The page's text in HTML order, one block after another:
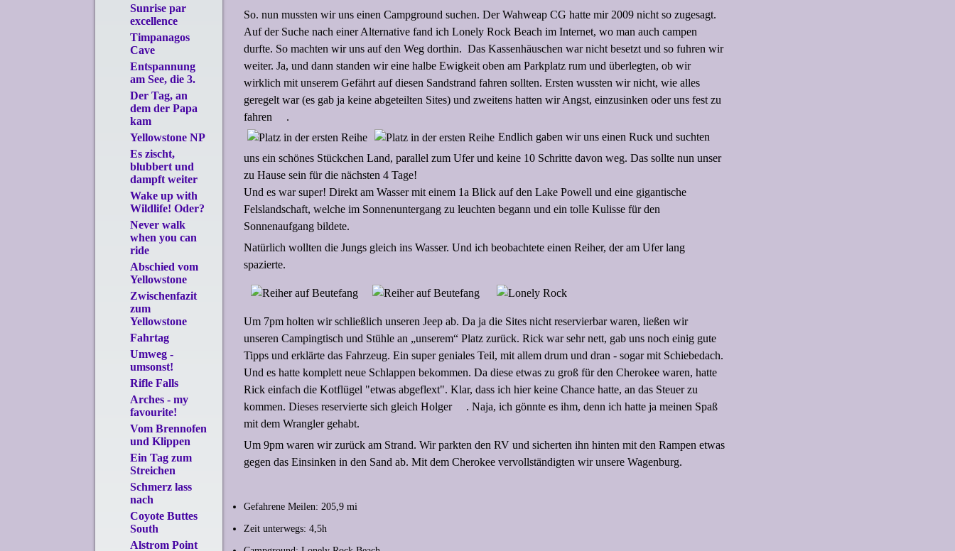
Sunrise par
excellence
Timpanagos
Cave
Entspannung
am See, die 3.
Der Tag, an
dem der Papa
kam
Yellowstone NP
Es zischt,
blubbert und
dampft weiter
Wake up with
Wildlife! Oder?
Never walk
when you can
ride
Abschied vom
Yellowstone
Zwischenfazit
zum
Yellowstone
Fahrtag
Umweg -
umsonst!
Rifle Falls
Arches - my
favourite!
Vom Brennofen
und Klippen
Ein Tag zum
Streichen
Schmerz lass
nach
Coyote Buttes
South
Alstrom Point
So. nun mussten wir uns einen Campground suchen. Der Wahweap CG hatte mir 2009 nicht so zugesagt.
Auf der Suche nach einer Alternative fand ich Lonely Rock Beach im Internet, wo man auch campen
durfte. So machten wir uns auf den Weg dorthin. Das Kassenhäuschen war nicht besetzt und so fuhren wir
weiter. Ja, und dann standen wir eine halbe Ewigkeit oben am Parkplatz rum und überlegten, ob wir
wirklich mit unserem Gefährt auf diesen Sandstrand fahren sollten. Ersten wussten wir nicht, wie alles
geregelt war (es gab ja keine abgeteilten Sites) und zweitens hatten wir Angst, einzusinken oder uns fest zu
fahren
.
Endlich gaben wir uns einen Ruck und suchten
uns ein schönes Stückchen Land, parallel zum Ufer und keine 10 Schritte davon weg. Das sollte nun unser
zu Hause sein für die nächsten 4 Tage!
Und es war super! Direkt am Wasser mit einem 1a Blick auf den Lake Powell und eine gigantische
Felslandschaft, welche im Sonnenuntergang zu leuchten begann und ein tolle Kulisse für den
Sonnenaufgang bildete.
Natürlich wollten die Jungs gleich ins Wasser. Und ich beobachtete einen Reiher, der am Ufer lang
spazierte.
Um 7pm holten wir schließlich unseren Jeep ab. Da ja die Sites nicht reservierbar waren, ließen wir
unseren Campingtisch und Stühle an „unserem“ Platz zurück. Rick war sehr nett, gab uns noch einig gute
Tipps und erklärte das Fahrzeug. Ein super geniales Teil, mit allem drum und dran - sogar mit Schiebedach.
Und es hatte komplett neue Schlappen bekommen. Da diese etwas zu groß für den Cherokee waren, hatte
Rick einfach die Kotflügel "etwas abgeflext". Klar, dass ich hier keine Chance hatte, an das Steuer zu
kommen. Dieses reservierte sich gleich Holger
. Naja, ich gönnte es ihm, denn ich hatte ja meinen Spaß
mit dem Wrangler gehabt.
Um 9pm waren wir zurück am Strand. Wir parkten den RV und sicherten ihn hinten mit den Rampen etwas
gegen das Einsinken in den Sand ab. Mit dem Cherokee vervollständigten wir unsere Wagenburg.
Gefahrene Meilen: 205,9 mi
Zeit unterwegs: 4,5h